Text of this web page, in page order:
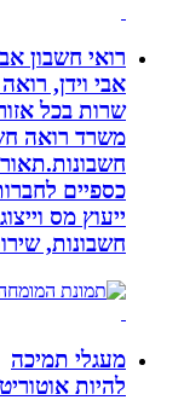
רואי חשבון אבי
אבי וידן, רואה
שרות בכל אזור
משרד רואה חשבון
חשבונות.תאור
כספיים לחברות,
ייעוץ מס וייצוג
חשבונות, שירותי
מעגלי תמיכה
להיות אוטוריטה